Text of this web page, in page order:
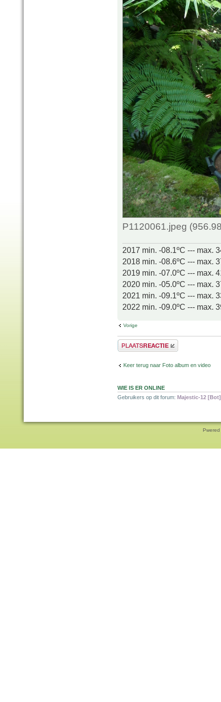
P1120061.jpeg
2017 min. -08.1ºC --- max.
2018 min. -08.6ºC --- max.
2019 min. -07.0ºC --- max.
2020 min. -05.0ºC --- max.
2021 min. -09.1ºC --- max.
2022 min. -09.0ºC --- max.
Vorige
Plaats een reactie
Keer terug naar Foto album en video
WIE IS ER ONLINE
Gebruikers op dit forum: Majestic-12 [Bot]